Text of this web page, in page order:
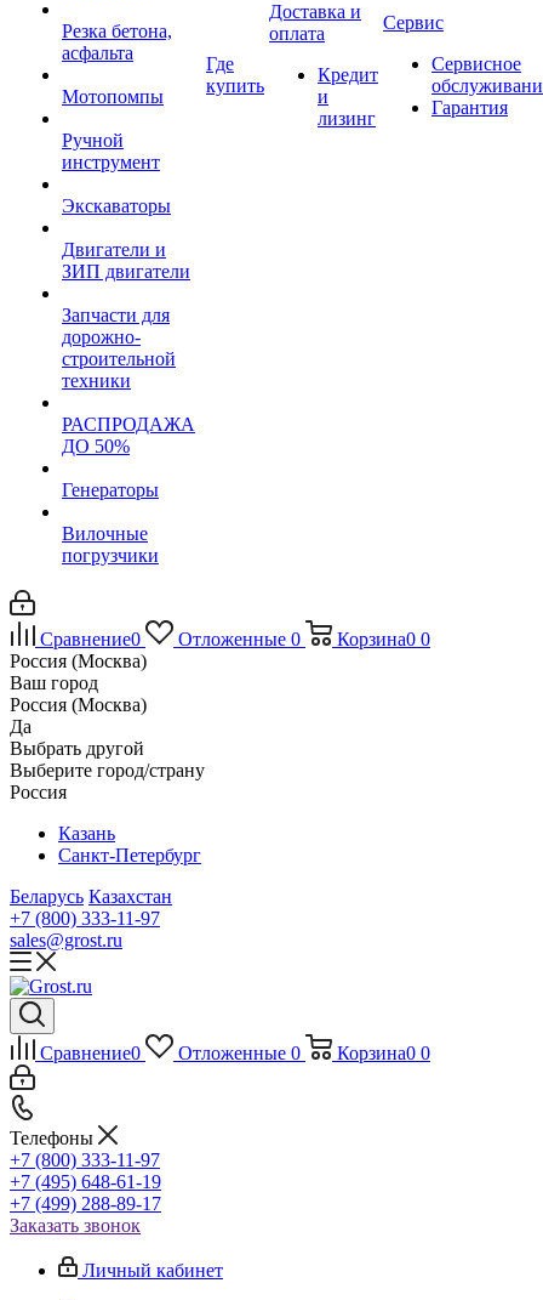
Резка бетона,
асфальта
Мотопомпы
Ручной
инструмент
Экскаваторы
Двигатели и
ЗИП двигатели
Запчасти для
дорожно-
строительной
техники
РАСПРОДАЖА
ДО 50%
Генераторы
Вилочные
погрузчики
Где
купить
Доставка и
оплата
Кредит
и
лизинг
Сервис
Сервисное
Гарантия
Сравнение0 Отложенные 0 Корзина0 0
Россия (Москва)
Ваш город
Россия (Москва)
Да
Выбрать другой
Выберите город/страну
Россия
Казань
Санкт-Петербург
Беларусь Казахстан
+7 (800) 333-11-97
sales@grost.ru
Сравнение0 Отложенные 0 Корзина0 0
Телефоны
+7 (800) 333-11-97
+7 (495) 648-61-19
+7 (499) 288-89-17
Заказать звонок
Личный кабинет